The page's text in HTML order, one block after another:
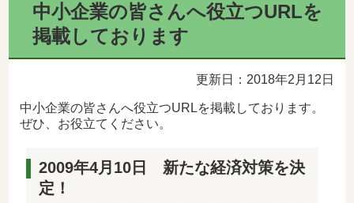
中小企業の皆さんへ役立つURLを
掲載しております
更新日：2018年2月12日
中小企業の皆さんへ役立つURLを掲載しております。
ぜひ、お役立てください。
2009年4月10日 新たな経済対策を決
定！